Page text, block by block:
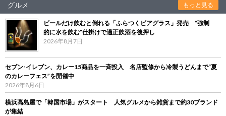
グルメ もっと見る
ビールだけ飲むと倒れる「ふらつくビアグラス」発売 “強制
的に水を飲む”仕掛けで適正飲酒を後押し
2026年8月7日
セブン‐イレブン、カレー15商品を一斉投入 名店監修から冷製うどんまで“夏
のカレーフェス”を開催中
2026年8月6日
横浜高島屋で「韓国市場」がスタート 人気グルメから雑貨まで約30ブランド
が集結